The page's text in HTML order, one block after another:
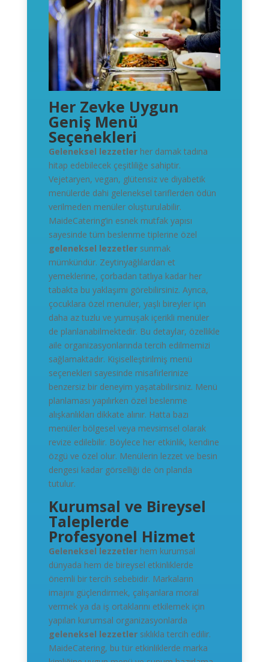
Her Zevke Uygun
Geniş Menü
Seçenekleri
Geleneksel lezzetlerher damak tadına
hitap edebilecek çeşitliliğe sahiptir.
Vejetaryen, vegan, glütensiz ve diyabetik
menülerde dahi geleneksel tariflerden ödün
verilmeden menüler oluşturulabilir.
MaideCatering’in esnek mutfak yapısı
sayesinde tüm beslenme tiplerine özel
geleneksel lezzetlersunmak
mümkündür. Zeytinyağlılardan et
yemeklerine, çorbadan tatlıya kadar her
tabakta bu yaklaşımı görebilirsiniz. Ayrıca,
çocuklara özel menüler, yaşlı bireyler için
daha az tuzlu ve yumuşak içerikli menüler
de planlanabilmektedir. Bu detaylar, özellikle
aile organizasyonlarında tercih edilmemizi
sağlamaktadır. Kişiselleştirilmiş menü
seçenekleri sayesinde misafirlerinize
benzersiz bir deneyim yaşatabilirsiniz. Menü
planlaması yapılırken özel beslenme
alışkanlıkları dikkate alınır. Hatta bazı
menüler bölgesel veya mevsimsel olarak
revize edilebilir. Böylece her etkinlik, kendine
özgü ve özel olur. Menülerin lezzet ve besin
dengesi kadar görselliği de ön planda
tutulur.
Kurumsal ve Bireysel
Taleplerde
Profesyonel Hizmet
Geleneksel lezzetlerhem kurumsal
dünyada hem de bireysel etkinliklerde
önemli bir tercih sebebidir. Markaların
imajını güçlendirmek, çalışanlara moral
vermek ya da iş ortaklarını etkilemek için
yapılan kurumsal organizasyonlarda
geleneksel lezzetlersıklıkla tercih edilir.
MaideCatering, bu tür etkinliklerde marka